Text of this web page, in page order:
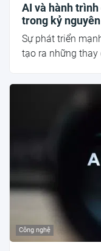
AI và hành
trong kỷ
Sự phát triển
tạo ra những thay
Công nghệ